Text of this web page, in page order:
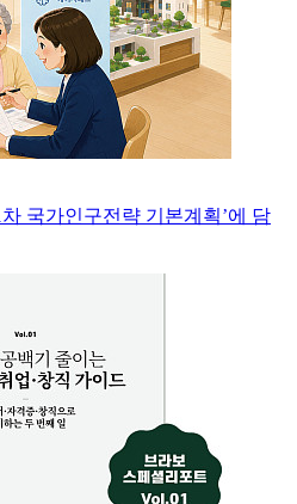
국가인구전략 기본계획’에 담